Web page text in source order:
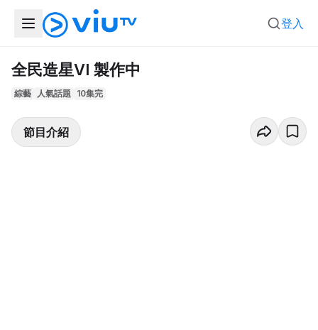
登入
全民造星VI 製作中
綜藝 人氣話題 10集完
節目介紹